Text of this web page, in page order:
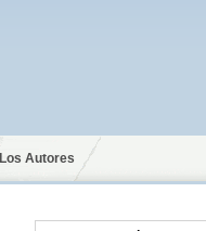
Los Autores